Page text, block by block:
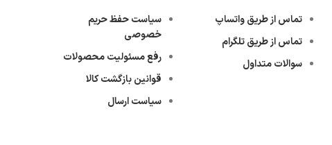
تماس از طریق واتساپ
تماس از طریق تلگرام
سوالات متداول
سیاست حفظ حریم
خصوصی
رفع مسئولیت محصولات
قوانین بازگشت کالا
سیاست ارسال